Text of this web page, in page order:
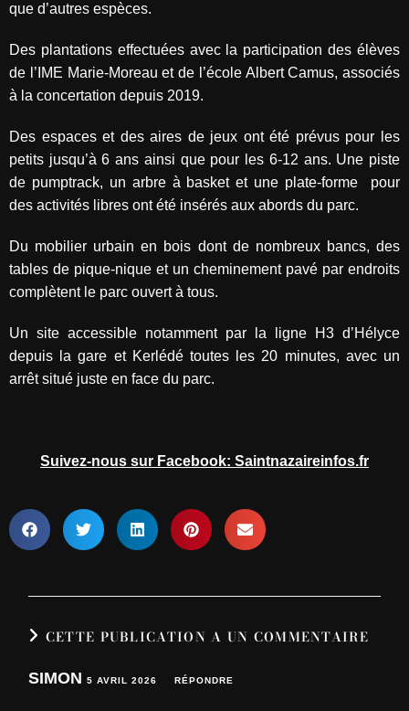
que d’autres espèces.
Des plantations effectuées avec la participation des élèves
de l’IME Marie-Moreau et de l’école Albert Camus, associés
à la concertation depuis 2019.
Des espaces et des aires de jeux ont été prévus pour les
petits jusqu’à 6 ans ainsi que pour les 6-12 ans. Une piste
de pumptrack, un arbre à basket et une plate-forme
pour
des activités libres ont été insérés aux abords du parc.
Du mobilier urbain en bois dont de nombreux bancs, des
tables de pique-nique et un cheminement pavé par endroits
complètent le parc ouvert à tous.
Un site accessible notamment par la ligne H3 d’Hélyce
depuis la gare et Kerlédé toutes les 20 minutes, avec un
arrêt situé juste en face du parc.
Suivez-nous sur Facebook: Saintnazaireinfos.fr
CETTE PUBLICATION A UN COMMENTAIRE
SIMON5 AVRIL 2026 RÉPONDRE